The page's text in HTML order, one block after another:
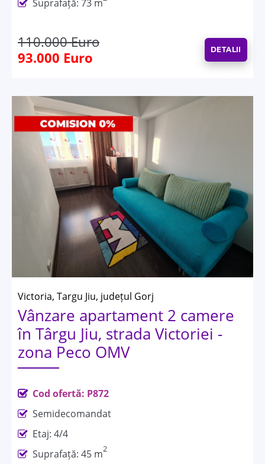
Suprafață: 73 m
110.000 Euro
93.000 Euro
DETALII
Victoria, Targu Jiu, județul Gorj
Vânzare apartament 2 camere
în Târgu Jiu, strada Victoriei -
zona Peco OMV
Cod ofertă: P872
Semidecomandat
Etaj: 4/4
Suprafață: 45 m2